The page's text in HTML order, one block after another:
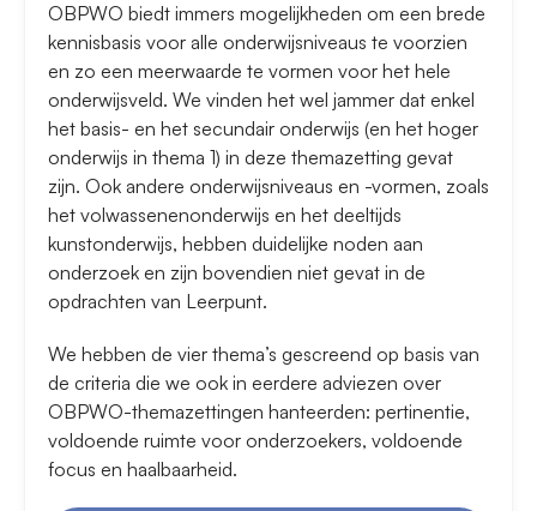
OBPWO biedt immers mogelijkheden om een brede
kennisbasis voor alle onderwijsniveaus te voorzien
en zo een meerwaarde te vormen voor het hele
onderwijsveld. We vinden het wel jammer dat enkel
het basis- en het secundair onderwijs (en het hoger
onderwijs in thema 1) in deze themazetting gevat
zijn. Ook andere onderwijsniveaus en -vormen, zoals
het volwassenenonderwijs en het deeltijds
kunstonderwijs, hebben duidelijke noden aan
onderzoek en zijn bovendien niet gevat in de
opdrachten van Leerpunt.
We hebben de vier thema’s gescreend op basis van
de criteria die we ook in eerdere adviezen over
OBPWO-themazettingen hanteerden: pertinentie,
voldoende ruimte voor onderzoekers, voldoende
focus en haalbaarheid.